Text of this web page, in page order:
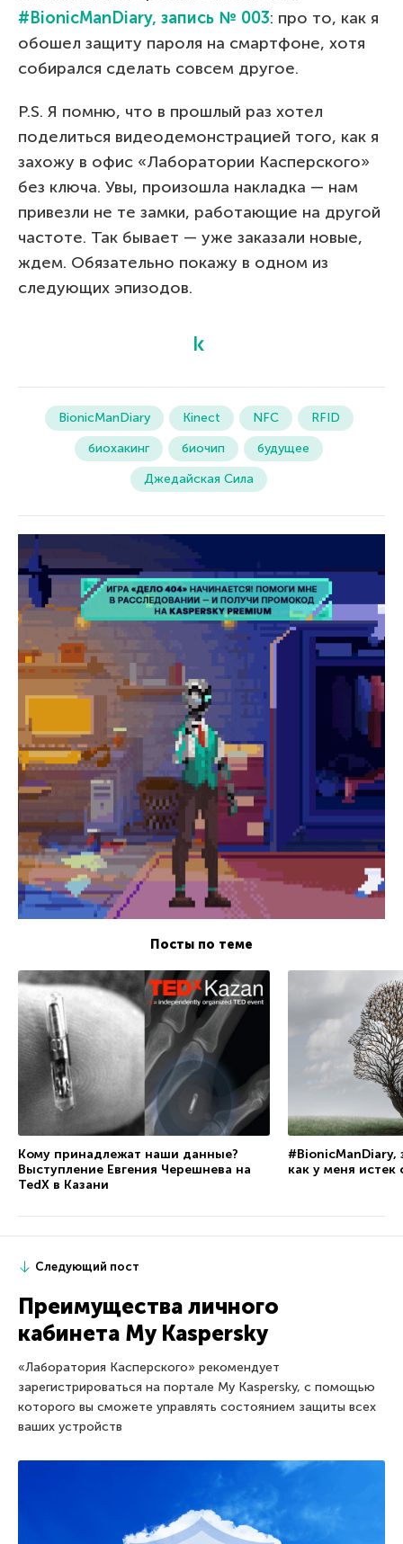
#BionicManDiary, запись № 003: про то, как я
обошел защиту пароля на смартфоне, хотя
собирался сделать совсем другое.
P.S. Я помню, что в прошлый раз хотел
поделиться видеодемонстрацией того, как я
захожу в офис «Лаборатории Касперского»
без ключа. Увы, произошла накладка — нам
привезли не те замки, работающие на другой
частоте. Так бывает — уже заказали новые,
ждем. Обязательно покажу в одном из
следующих эпизодов.
BionicManDiary Kinect NFC
RFID
биохакинг
биочип
будущее
Джедайская Сила
Посты по теме
Кому принадлежат наши данные?
Выступление Евгения Черешнева на
TedX в Казани
#BionicManDiary,
как у меня истек
Следующий пост
Преимущества личного
кабинета My Kaspersky
«Лаборатория Касперского» рекомендует
зарегистрироваться на портале My Kaspersky, с помощью
которого вы сможете управлять состоянием защиты всех
ваших устройств